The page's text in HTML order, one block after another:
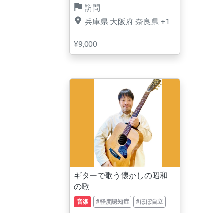
訪問
兵庫県 大阪府 奈良県 +1
¥9,000
ギターで歌う懐かしの昭和
の歌
音楽 #軽度認知症 #ほぼ自立